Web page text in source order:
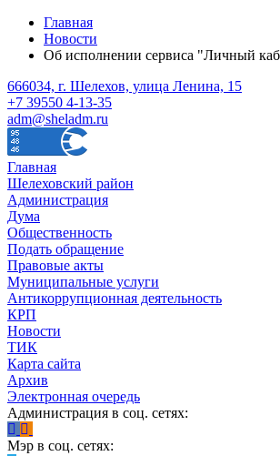
Главная
Новости
Об исполнении сервиса "Личный
666034, г. Шелехов, улица Ленина, 15
+7 39550 4-13-35
adm@sheladm.ru
Главная
Шелеховский район
Администрация
Дума
Общественность
Подать обращение
Правовые акты
Муниципальные услуги
Антикоррупционная деятельность
КРП
Новости
ТИК
Карта сайта
Архив
Электронная очередь
Администрация в соц. сетях:
Мэр в соц. сетях: